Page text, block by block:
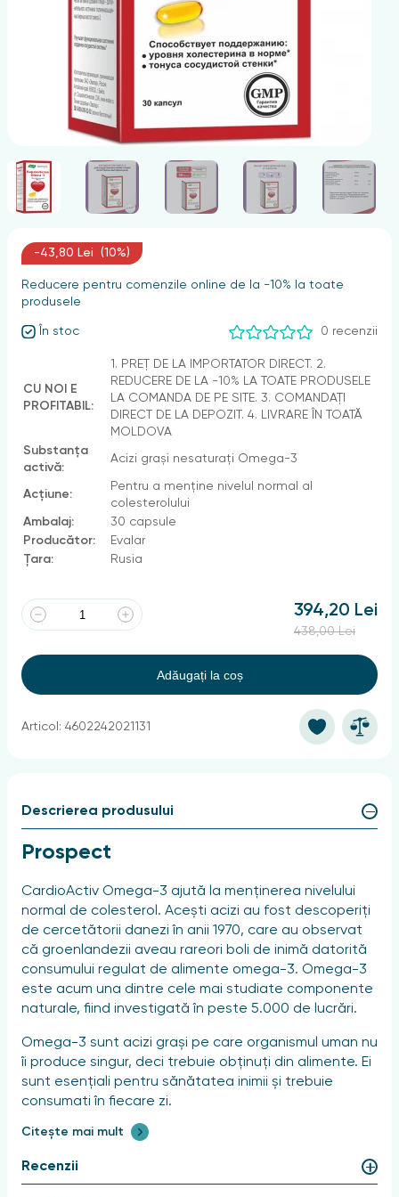
-43,80 Lei (10%)
Reducere pentru comenzile online de la -10% la toate
produsele
În stoc 0 recenzii
CU NOI E
PROFITABIL:
1. PREȚ DE LA IMPORTATOR DIRECT. 2.
REDUCERE DE LA -10% LA TOATE PRODUSELE
LA COMANDA DE PE SITE. 3. COMANDAȚI
DIRECT DE LA DEPOZIT. 4. LIVRARE ÎN TOATĂ
MOLDOVA
Substanța
activă:
Acizi grași nesaturați Omega-3
Acțiune:
Pentru a menține nivelul normal al
colesterolului
Ambalaj:
30 capsule
Producător:
Evalar
Țara:
Rusia
394,20 Lei
438,00 Lei
Adăugați la coș
Articol: 4602242021131
Descrierea produsului
Prospect
CardioActiv Omega-3 ajută la menținerea nivelului
normal de colesterol. Acești acizi au fost descoperiți
de cercetătorii danezi în anii 1970, care au observat
că groenlandezii aveau rareori boli de inimă datorită
consumului regulat de alimente omega-3. Omega-3
este acum una dintre cele mai studiate componente
naturale, fiind investigată în peste 5.000 de lucrări.
Omega-3 sunt acizi grași pe care organismul uman nu
îi produce singur, deci trebuie obținuți din alimente. Ei
sunt esențiali pentru sănătatea inimii și trebuie
consumați în fiecare zi.
"CardioActiv Omega-3" este creat din ulei natural de
35%. O capsulă conține 1000 mg de ulei de pește
Citește mai mult
Recenzii